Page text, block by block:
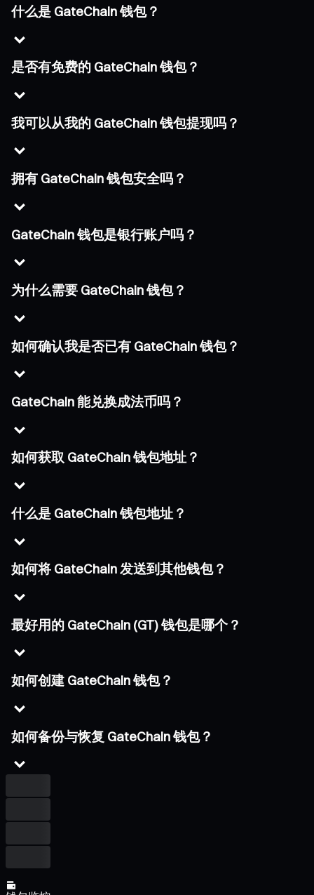
什么是 GateChain 钱包？
是否有免费的 GateChain 钱包？
我可以从我的 GateChain 钱包提现吗？
拥有 GateChain 钱包安全吗？
GateChain 钱包是银行账户吗？
为什么需要 GateChain 钱包？
如何确认我是否已有 GateChain 钱包？
GateChain 能兑换成法币吗？
如何获取 GateChain 钱包地址？
什么是 GateChain 钱包地址？
如何将 GateChain 发送到其他钱包？
最好用的 GateChain (GT) 钱包是哪个？
如何创建 GateChain 钱包？
如何备份与恢复 GateChain 钱包？